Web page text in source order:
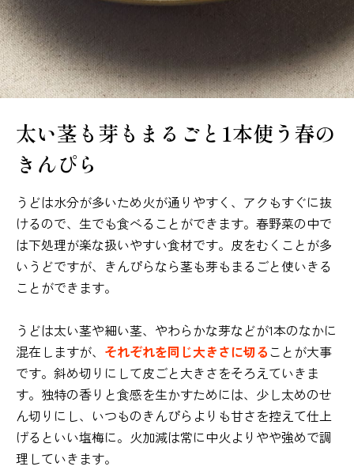
太い茎も芽もまるごと1本使う春の
きんぴら
うどは水分が多いため火が通りやすく、アクもすぐに抜
けるので、生でも食べることができます。春野菜の中で
は下処理が楽な扱いやすい食材です。皮をむくことが多
いうどですが、きんぴらなら茎も芽もまるごと使いきる
ことができます。
うどは太い茎や細い茎、やわらかな芽などが1本のなかに
混在しますが、 それぞれを同じ大きさに切ることが大事
です。斜め切りにして皮ごと大きさをそろえていきま
す。独特の香りと食感を生かすためには、少し太めのせ
ん切りにし、いつものきんぴらよりも甘さを控えて仕上
げるといい塩梅に。火加減は常に中火よりやや強めで調
理していきます。